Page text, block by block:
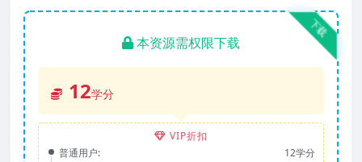
下载
本资源需权限下载
12学分
VIP折扣
普通用户:
12学分